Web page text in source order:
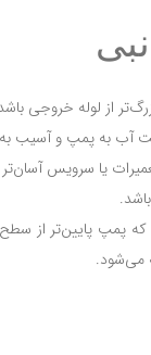
از لوله خروجی
آب به پمپ و آسیب
یا سرویس
پایین‌تر از سطح
می‌شود.